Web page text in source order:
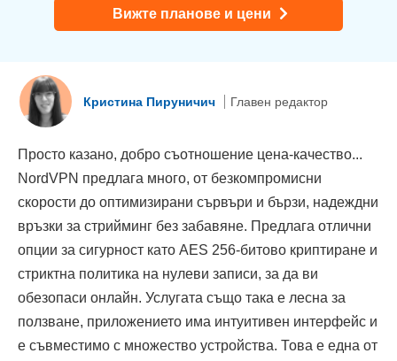
Вижте планове и цени
Кристина Пируничич Главен редактор
Просто казано, добро съотношение цена-качество...
NordVPN предлага много, от безкомпромисни
скорости до оптимизирани сървъри и бързи, надеждни
връзки за стрийминг без забавяне. Предлага отлични
опции за сигурност като AES 256-битово криптиране и
стриктна политика на нулеви записи, за да ви
обезопаси онлайн. Услугата също така е лесна за
ползване, приложението има интуитивен интерфейс и
е съвместимо с множество устройства. Това е една от